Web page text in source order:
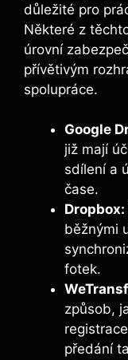
důležité pro
Některé z
úrovní
‌přívětivým
spolupráce.
Google
již mají
sdílení a
čase.
Dropbox:
běžnými⁣
fotek.
způsob,
předání